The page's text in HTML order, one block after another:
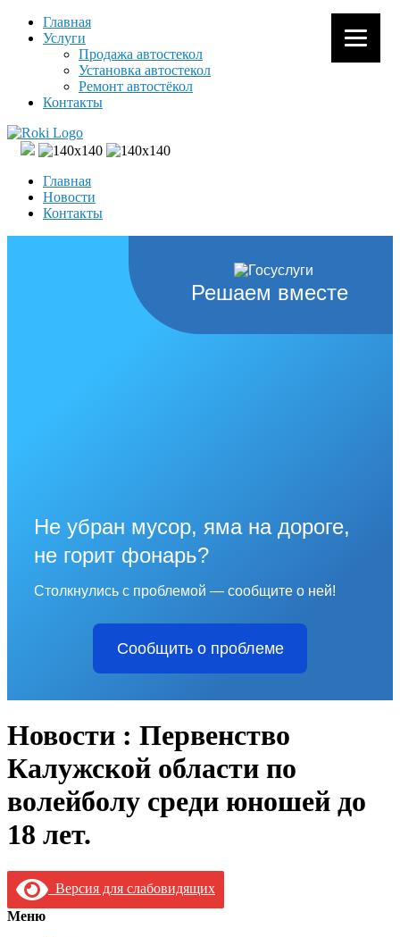
Главная
Услуги
Продажа автостекол
Установка автостекол
Ремонт автостёкол
Контакты
Главная
Новости
Контакты
Решаем вместе
Не убран мусор, яма на дороге,
не горит фонарь?
Столкнулись с проблемой — сообщите о ней!
Сообщить о проблеме
Новости : Первенство
Калужской области по
волейболу среди юношей до
18 лет.
Версия для слабовидящих
Меню